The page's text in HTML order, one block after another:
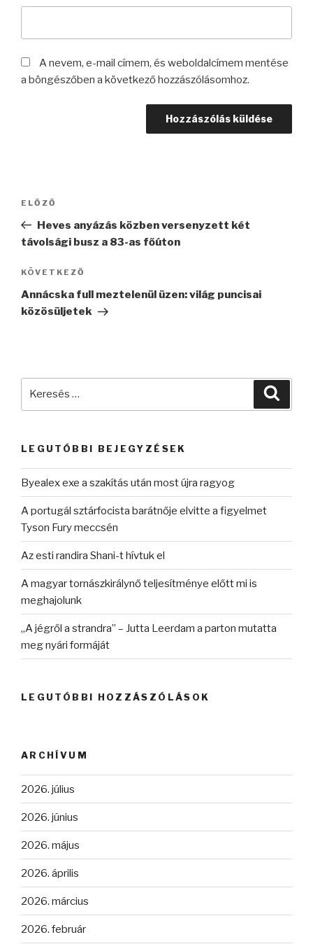
A nevem, e-mail címem, és weboldalcímem mentése
a böngészőben a következő hozzászólásomhoz.
Bejegyzés
Korábbi
bejegyzés
ELŐZŐ
Heves anyázás közben versenyzett két
távolsági busz a 83-as főúton
Következő
bejegyzés
KÖVETKEZŐ
Annácska full meztelenül üzen: világ puncisai
közösüljetek
LEGUTÓBBI BEJEGYZÉSEK
Byealex exe a szakítás után most újra ragyog
A portugál sztárfocista barátnője elvitte a figyelmet
Tyson Fury meccsén
Az esti randira Shani-t hívtuk el
A magyar tornászkirálynő teljesítménye előtt mi is
meghajolunk
„A jégről a strandra” – Jutta Leerdam a parton mutatta
meg nyári formáját
LEGUTÓBBI HOZZÁSZÓLÁSOK
ARCHÍVUM
2026. július
2026. június
2026. május
2026. április
2026. március
2026. február